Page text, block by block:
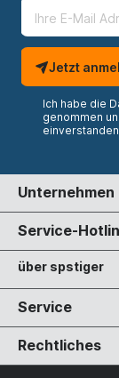
Jetzt
Ich habe die
genommen
Unternehmen
Service-
über spstiger
Service
Rechtliches